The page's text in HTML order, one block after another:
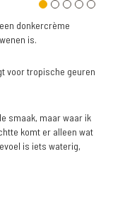
donkercrème
is.
voor tropische geuren
smaak, maar waar ik
komt er alleen wat
is iets waterig,